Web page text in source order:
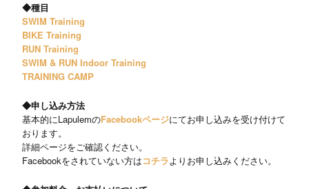
◆種目
SWIM Training
BIKE Training
RUN Training
SWIM & RUN Indoor Training
TRAINING CAMP
◆申し込み方法
基本的にLapulemのFacebookページにてお申し込みを受け付けて
おります。
詳細ページをご確認ください。
Facebookをされていない方はコチラよりお申し込みください。